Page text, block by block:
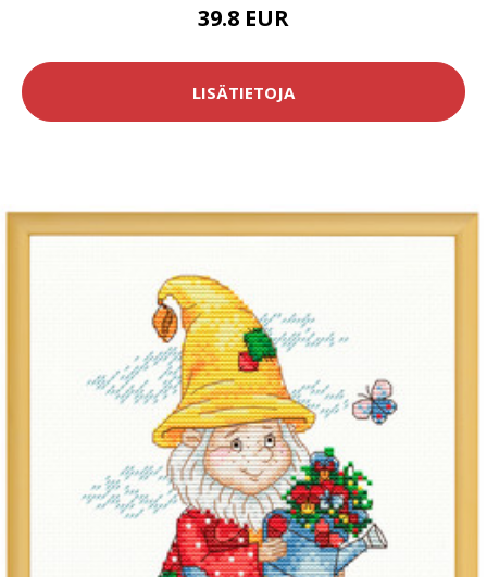
39.8 EUR
LISÄTIETOJA